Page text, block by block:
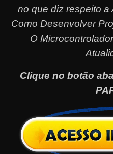
no que diz respeito a
Como Desenvolver
O
Clique no botão